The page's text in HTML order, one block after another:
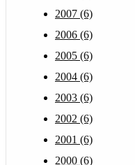
2007 (6)
2006 (6)
2005 (6)
2004 (6)
2003 (6)
2002 (6)
2001 (6)
2000 (6)